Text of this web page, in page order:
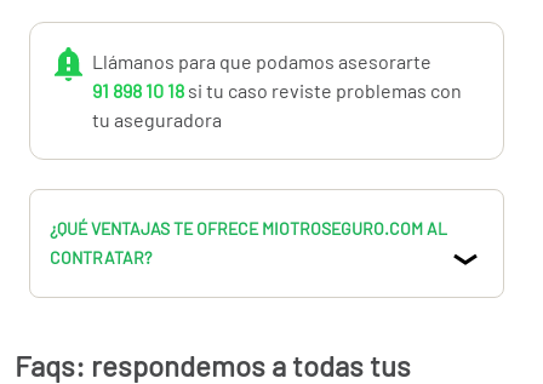
químicas, no están inlcuidas en la oferta y deberán
solicitarnos oferta a través del botón superiorBusco
Más información en el 91.898.10.18 o en
info@miotroseguro.com
Llámanos para que podamos asesorarte
91 898 10 18 si tu caso reviste problemas con
tu aseguradora
¿QUÉ VENTAJAS TE OFRECE MIOTROSEGURO.COM AL
CONTRATAR?
Faqs: respondemos a todas tus